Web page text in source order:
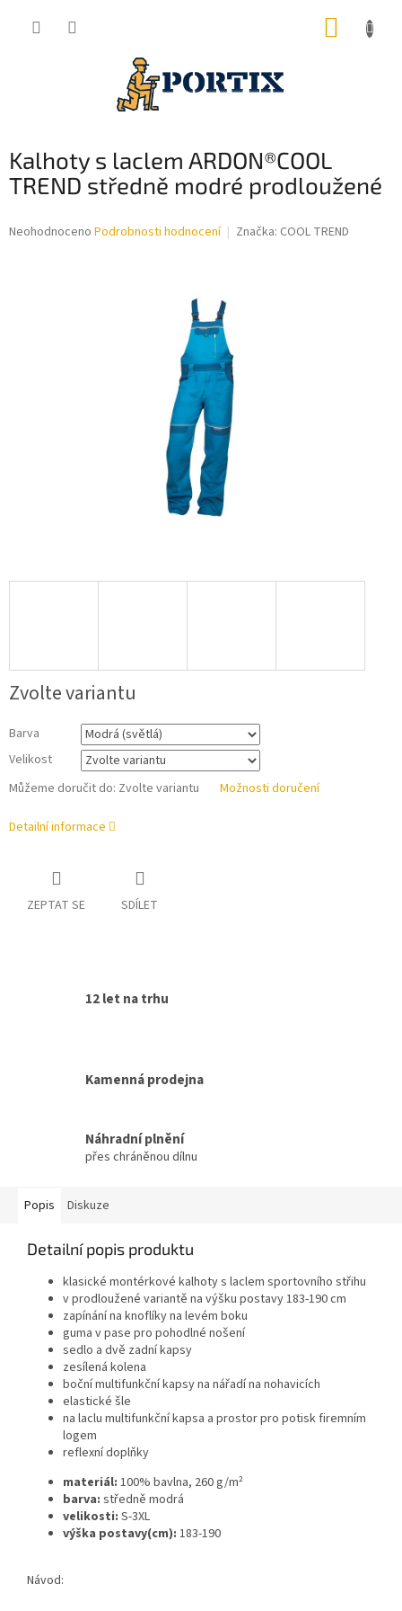
Kalhoty s laclem ARDON®COOL
TREND středně modré prodloužené
Průměrné
Neohodnoceno Podrobnosti hodnocení Značka: COOL TREND
Zvolte variantu
Barva
Velikost
Můžeme doručit do: Zvolte variantu Možnosti doručení
Detailní informace
ZEPTAT SE SDÍLET
12 let na trhu
Kamenná prodejna
Náhradní plnění
přes chráněnou dílnu
Popis Diskuze
Detailní popis produktu
klasické montérkové kalhoty s laclem sportovního střihu
v prodloužené variantě na výšku postavy 183-190 cm
zapínání na knoflíky na levém boku
guma v pase pro pohodlné nošení
sedlo a dvě zadní kapsy
zesílená kolena
boční multifunkční kapsy na nářadí na nohavicích
elastické šle
na laclu multifunkční kapsa a prostor pro potisk firemním
logem
reflexní doplňky
materiál: 100% bavlna, 260 g/m²
barva: středně modrá
velikosti: S-3XL
výška postavy(cm): 183-190
Návod: